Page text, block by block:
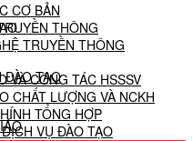
ĐÀO TẠO
CƠ BẢN
THÔNG
TRUYỀN THÔNG
VÀ CÔNG TÁC HSSSV
CHẤT LƯỢNG VÀ NCKH
TỔNG HỢP
VỤ ĐÀO TẠO